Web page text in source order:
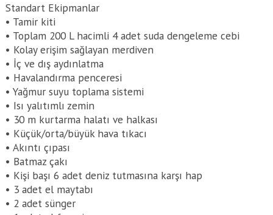
Standart Ekipmanlar
• Tamir kiti
• Toplam 200 L hacimli 4 adet suda dengeleme cebi
• Kolay erişim sağlayan merdiven
• İç ve dış aydınlatma
• Havalandırma penceresi
• Yağmur suyu toplama sistemi
• Isı yalıtımlı zemin
• 30 m kurtarma halatı ve halkası
• Küçük/orta/büyük hava tıkacı
• Akıntı çıpası
• Batmaz çakı
• Kişi başı 6 adet deniz tutmasına karşı hap
• 3 adet el maytabı
• 2 adet sünger